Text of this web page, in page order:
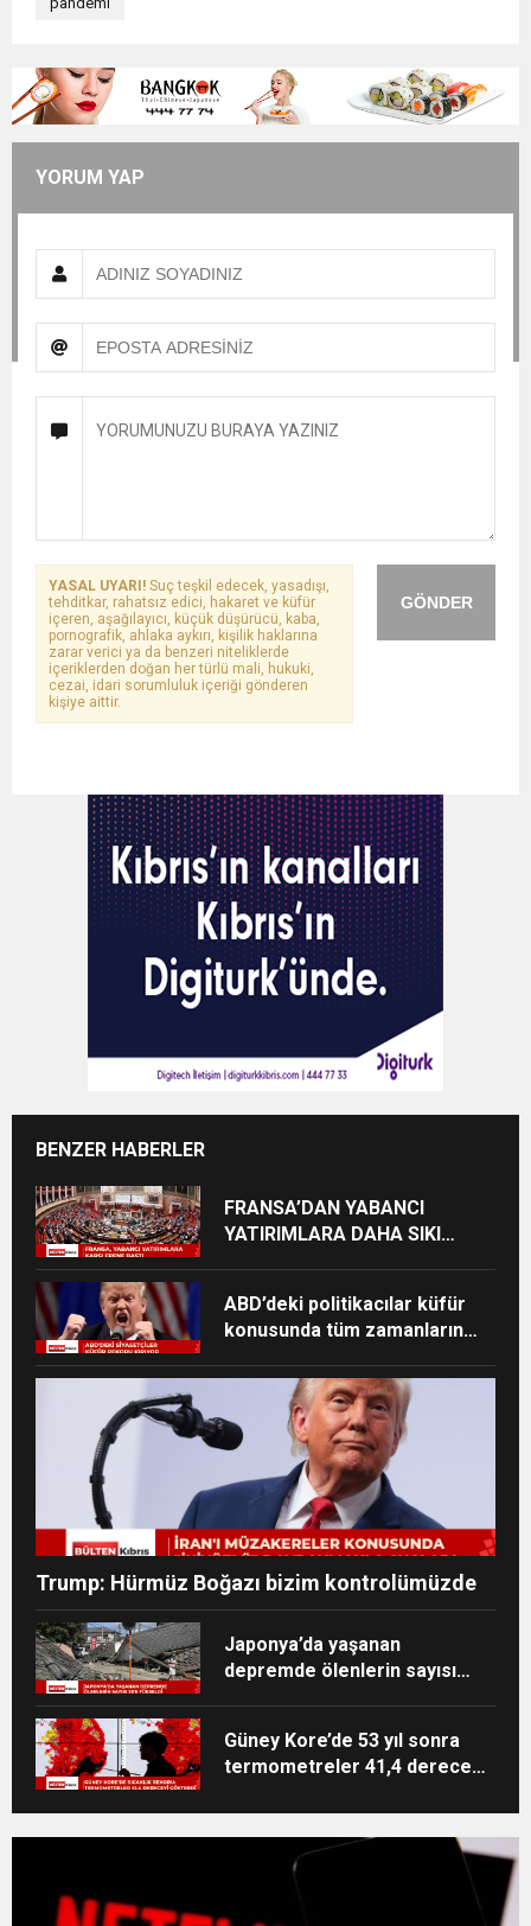
YORUM YAP
GÖNDER
YASAL UYARI! Suç teşkil edecek, yasadışı,
tehditkar, rahatsız edici, hakaret ve küfür
içeren, aşağılayıcı, küçük düşürücü, kaba,
pornografik, ahlaka aykırı, kişilik haklarına
zarar verici ya da benzeri niteliklerde
içeriklerden doğan her türlü mali, hukuki,
cezai, idari sorumluluk içeriği gönderen
kişiye aittir.
BENZER HABERLER
FRANSA’DAN YABANCI
YATIRIMLARA DAHA SIKI
ABD’deki politikacılar küfür
konusunda tüm zamanların
Trump: Hürmüz Boğazı bizim kontrolümüzde
Japonya’da yaşanan
depremde ölenlerin sayısı
Güney Kore’de 53 yıl sonra
termometreler 41,4 dereceyi